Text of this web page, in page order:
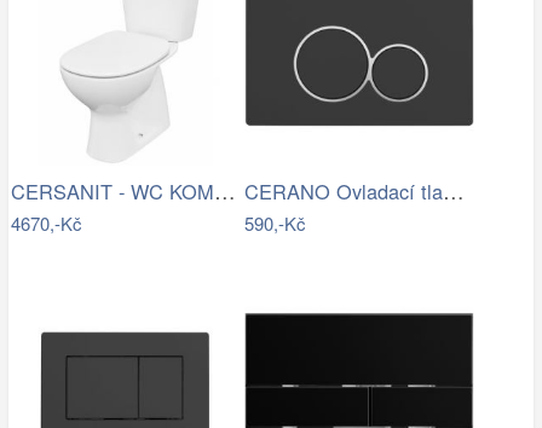
CERSANIT - WC KOMBI 682 ARTECO CO 020 3…
4670,-Kč
CERANO Ovladací tlačítko WC modulů Lite…
590,-Kč